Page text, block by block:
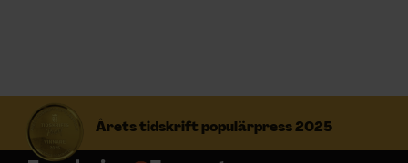
Årets tidskrift populärpress 2025
S